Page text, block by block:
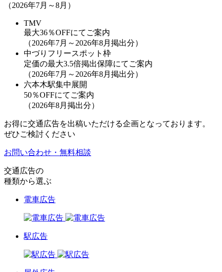
（2026年7月～8月）
TMV
最大36％OFFにてご案内
（2026年7月～2026年8月掲出分）
中づりフリースポット枠
定価の最大3.5倍掲出保障にてご案内
（2026年7月～2026年8月掲出分）
六本木駅集中展開
50％OFFにてご案内
（2026年8月掲出分）
お得に交通広告を出稿いただける企画となっております。
ぜひご検討ください
お問い合わせ・無料相談
交通広告の
種類から選ぶ
電車広告
駅広告